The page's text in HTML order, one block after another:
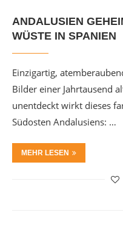
ANDALUSIEN
WÜSTE IN SPANIEN
Einzigartig,
Bilder einer Jahrtausend
unentdeckt wirkt dieses
Südosten Andalusiens: …
MEHR LESEN